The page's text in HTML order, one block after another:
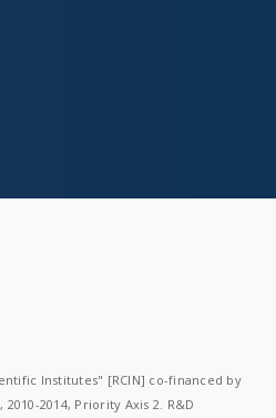
Institutes" [RCIN] co-financed by
2014, Priority Axis 2. R&D